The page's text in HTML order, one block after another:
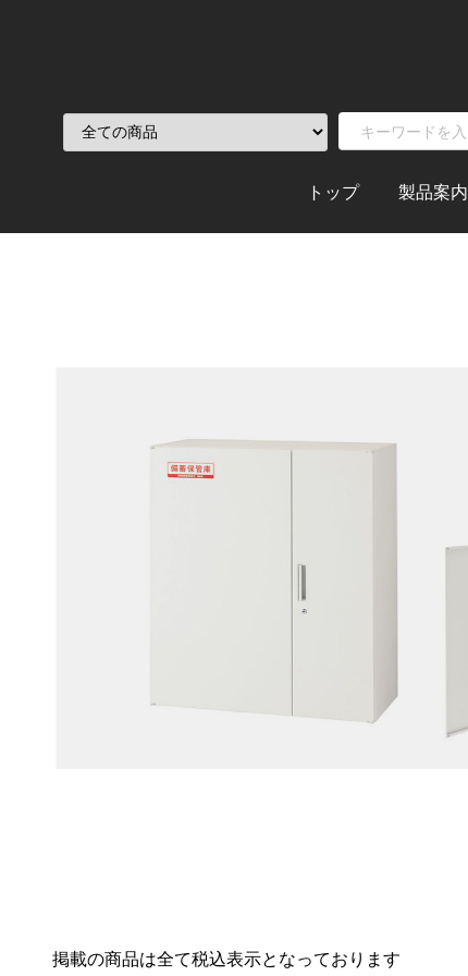
トップ 製品案内
掲載の商品は全て税込表示となっております